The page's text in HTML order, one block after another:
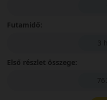
Futamidő:
3
Első részlet összege:
76